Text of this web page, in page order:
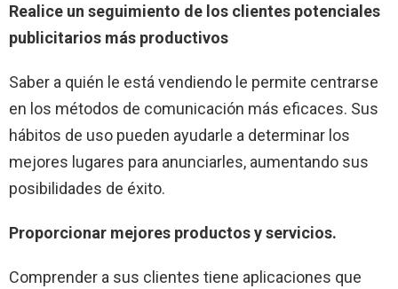
Realice un seguimiento de los clientes potenciales
publicitarios más productivos
Saber a quién le está vendiendo le permite centrarse
en los métodos de comunicación más eficaces. Sus
hábitos de uso pueden ayudarle a determinar los
mejores lugares para anunciarles, aumentando sus
posibilidades de éxito.
Proporcionar mejores productos y servicios.
Comprender a sus clientes tiene aplicaciones que